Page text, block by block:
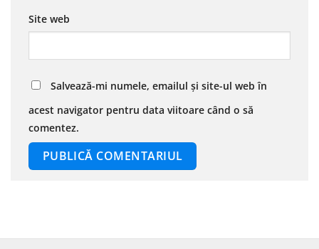
Site web
Salvează-mi numele, emailul și site-ul web în
acest navigator pentru data viitoare când o să
comentez.